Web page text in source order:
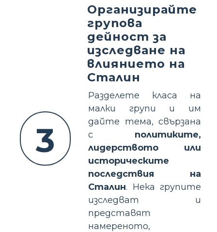
3
Организирайте
групова
дейност за
изследване на
влиянието на
Сталин
Разделете класа на
малки групи и им
дайте тема, свързана
с политиките,
лидерството или
историческите
последствия на
Сталин. Нека групите
изследват и
представят
намереното,